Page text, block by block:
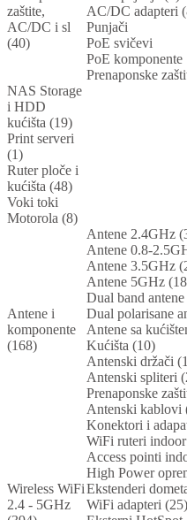
zaštite,
AC/DC i sl
(40)
AC/DC adapteri
Punjači
PoE svičevi
PoE komponente
Prenaponske
NAS Storage
i HDD
kućišta (19)
Print serveri
(1)
Ruter ploče i
kućišta (48)
Voki toki
Motorola (8)
Antene i
komponente
(168)
Antene 2.4GHz
Antene 0.8-
Antene 3.5GHz
Antene 5GHz
Dual band
Dual polarisane
Antene sa
Kućišta (10)
Antenski držači
Antenski spliteri
Prenaponske
Antenski kablovi
Konektori i
Wireless WiFi
2.4 - 5GHz
WiFi ruteri
Access pointi
High Power
Ekstenderi
WiFi adapteri (25)